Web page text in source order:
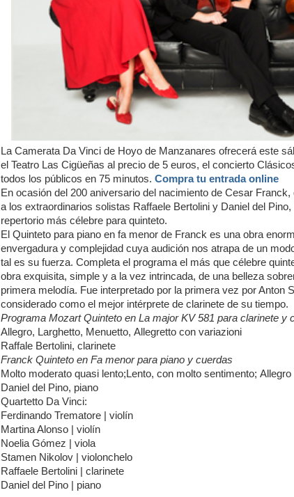
La Camerata Da Vinci de Hoyo de Manzanares ofrecerá este
el Teatro Las Cigüeñas al precio de 5 euros, el concierto
todos los públicos en 75 minutos. Compra tu entrada online
En ocasión del 200 aniversario del nacimiento de Cesar
a los extraordinarios solistas Raffaele Bertolini y Daniel del
repertorio más célebre para quinteto.
El Quinteto para piano en fa menor de Franck es una obra
envergadura y complejidad cuya audición nos atrapa de un
tal es su fuerza. Completa el programa el más que célebre
obra exquisita, simple y a la vez intrincada, de una belleza
primera melodía. Fue interpretado por la primera vez por Anton
considerado como el mejor intérprete de clarinete de su tiempo.
Programa Mozart Quinteto en La major KV 581 para clarinete y
Allegro, Larghetto, Menuetto, Allegretto con variazioni
Raffale Bertolini, clarinete
Franck Quinteto en Fa menor para piano y cuerdas
Molto moderato quasi lento;Lento, con molto sentimento;
Daniel del Pino, piano
Quartetto Da Vinci:
Ferdinando Trematore | violín
Martina Alonso | violín
Noelia Gómez | viola
Stamen Nikolov | violonchelo
Raffaele Bertolini | clarinete
Daniel del Pino | piano